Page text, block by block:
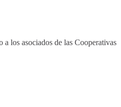
los asociados de las Cooperativas